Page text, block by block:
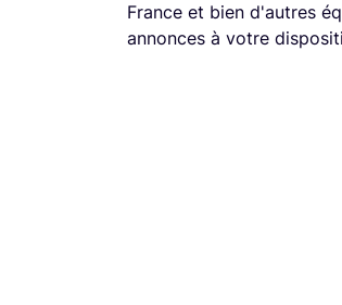
France et bien d'autres
annonces à votre